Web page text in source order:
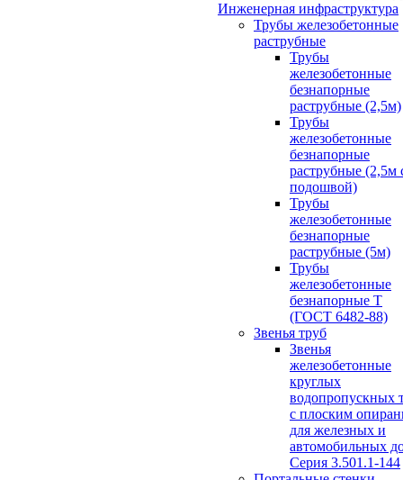
Инженерная инфраструктура
Трубы железобетонные
раструбные
Трубы
железобетонные
безнапорные
раструбные (2,5м)
Трубы
железобетонные
безнапорные
раструбные (2,5м
подошвой)
Трубы
железобетонные
безнапорные
раструбные (5м)
Трубы
железобетонные
безнапорные Т
(ГОСТ 6482-88)
Звенья труб
Звенья
железобетонные
круглых
водопропускных
с плоским
для железных и
автомобильных
Серия 3.501.1-144